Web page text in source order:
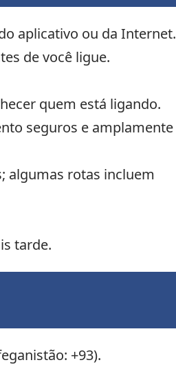
aplicativo ou da Internet.
de você ligue.
quem está ligando.
seguros e amplamente
algumas rotas incluem
tarde.
+93).